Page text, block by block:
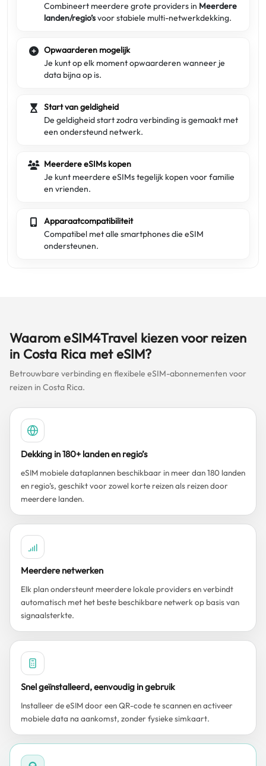
Combineert meerdere grote providers in Meerdere
landen/regio’svoor stabiele multi-netwerkdekking.
Opwaarderen mogelijk
Je kunt op elk moment opwaarderen wanneer je
data bijna op is.
Start van geldigheid
De geldigheid start zodra verbinding is gemaakt met
een ondersteund netwerk.
Meerdere eSIMs kopen
Je kunt meerdere eSIMs tegelijk kopen voor familie
en vrienden.
Apparaatcompatibiliteit
Compatibel met alle smartphones die eSIM
ondersteunen.
Waarom eSIM4Travel kiezen voor reizen
in Costa Rica met eSIM?
Betrouwbare verbinding en flexibele eSIM-abonnementen voor
reizen in Costa Rica.
Dekking in 180+ landen en regio’s
eSIM mobiele dataplannen beschikbaar in meer dan 180 landen
en regio’s, geschikt voor zowel korte reizen als reizen door
meerdere landen.
Meerdere netwerken
Elk plan ondersteunt meerdere lokale providers en verbindt
automatisch met het beste beschikbare netwerk op basis van
signaalsterkte.
Snel geïnstalleerd, eenvoudig in gebruik
Installeer de eSIM door een QR-code te scannen en activeer
mobiele data na aankomst, zonder fysieke simkaart.